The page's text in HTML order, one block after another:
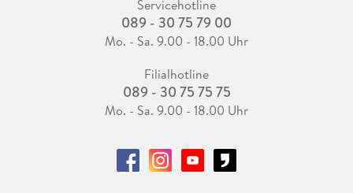
Servicehotline
089 - 30 75 79 00
Mo. - Sa. 9.00 - 18.00 Uhr
Filialhotline
089 - 30 75 75 75
Mo. - Sa. 9.00 - 18.00 Uhr